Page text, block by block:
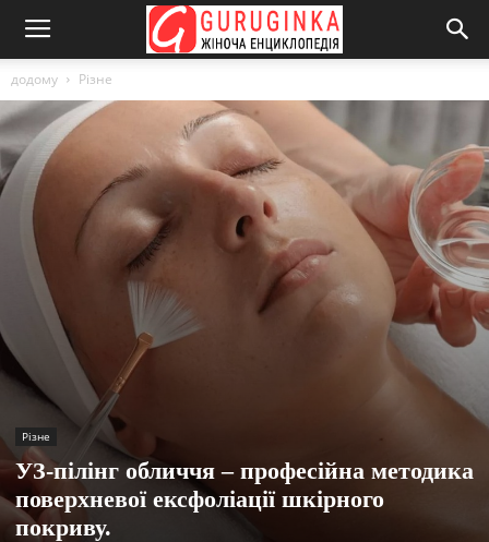
додому Різне
Різне
УЗ-пілінг обличчя – професійна методика
поверхневої ексфоліації шкірного
покриву.